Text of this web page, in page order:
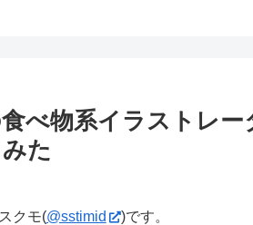
べ物系イラストレ
た
クモ(@sstimid )です。